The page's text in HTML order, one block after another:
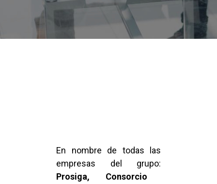
En nombre de todas las
empresas del grupo:
Prosiga, Consorcio